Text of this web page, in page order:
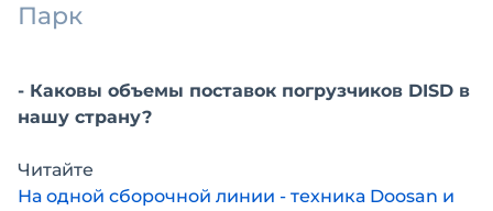
Парк
- Каковы объемы поставок погрузчиков DISD в
нашу страну?
Читайте
На одной сборочной линии - техника Doosan и